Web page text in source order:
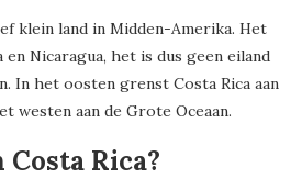
klein land in Midden-Amerika. Het
en Nicaragua, het is dus geen eiland
In het oosten grenst Costa Rica aan
westen aan de Grote Oceaan.
Rica?